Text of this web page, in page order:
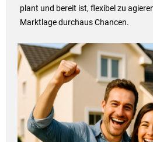
plant und bereit ist, flexibel zu
Marktlage durchaus Chancen.